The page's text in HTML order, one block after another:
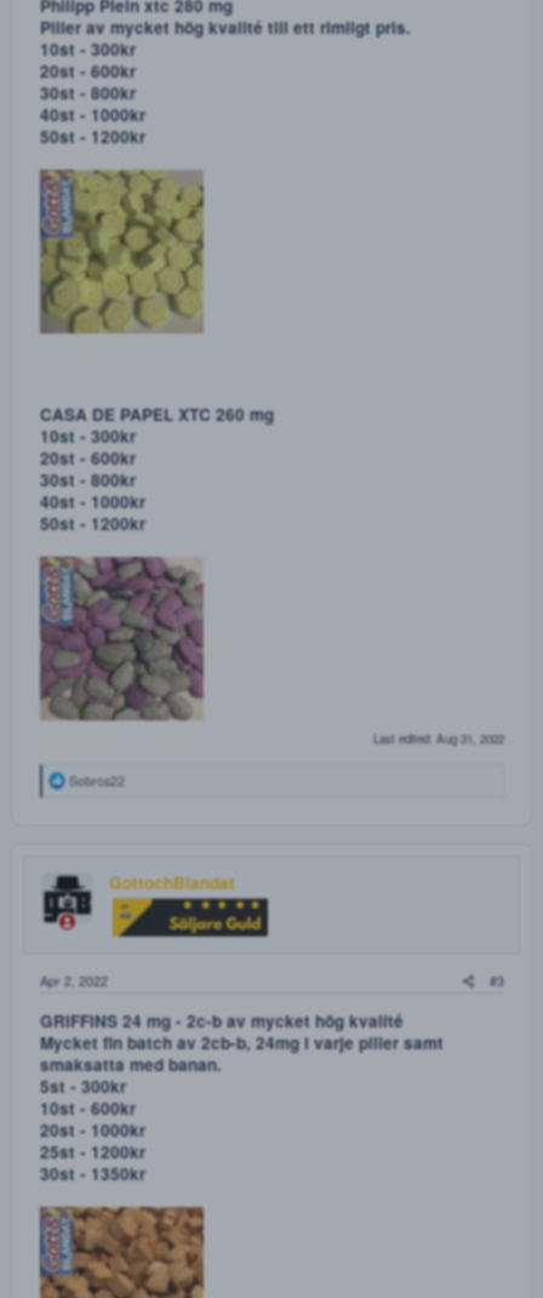
ANONYMOUS 250 UG!
Anonymous 250 ug. Fina lappar till sjuka priser
10st - 500kr
15st - 750kr
Philipp Plein xtc 280 mg
Piller av mycket hög kvalité till ett rimligt pris.
20st - 600kr
CASA DE PAPEL XTC 260 mg
10st - 300kr
20st - 600kr
30st - 800kr
40st - 1000kr
50st - 1200kr